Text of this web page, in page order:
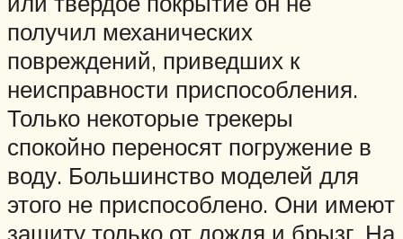
получил механических
повреждений, приведших к
неисправности приспособления.
Только некоторые трекеры
спокойно переносят погружение в
воду. Большинство моделей для
этого не приспособлено. Они имеют
защиту только от дождя и брызг. На